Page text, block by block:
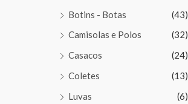
Botins - Botas
(43)
Camisolas e Polos
(32)
Casacos
(24)
Coletes
(13)
Luvas
(6)